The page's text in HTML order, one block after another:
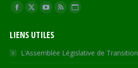
Trouvez nous sur :
Facebook
opens
in
new
X
opens
in
new
YouTube
opens
in
new
RSS
in
new
Site
opens
in
LIENS UTILES
L’Assemblée Législative de Transition